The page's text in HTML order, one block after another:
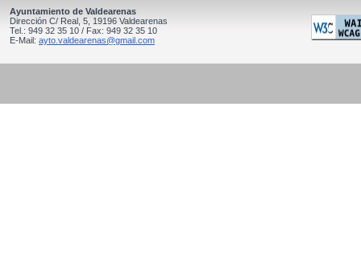
Ayuntamiento de Valdearenas
Dirección C/ Real, 5, 19196 Valdearenas
Tel.: 949 32 35 10 / Fax: 949 32 35 10
E-Mail: ayto.valdearenas@gmail.com